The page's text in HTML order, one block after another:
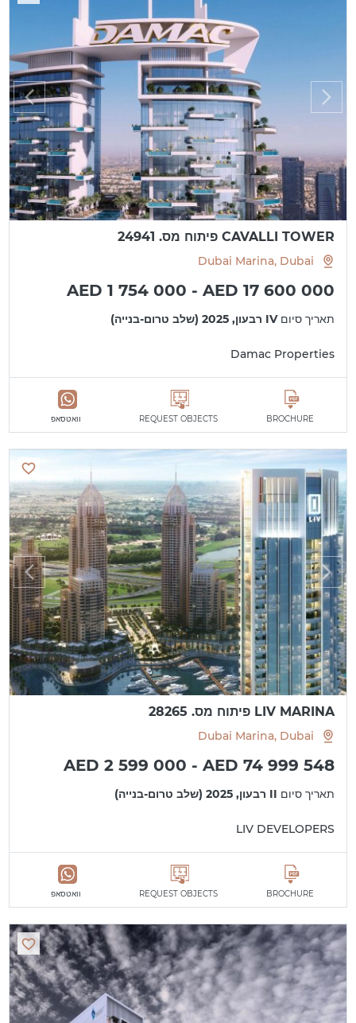
CAVALLI TOWER פיתוח מס. 24941
Dubai Marina, Dubai
AED 1 754 000 - AED 17 600 000
תאריך סיוםIV רבעון, 2025 (שלב טרום-בנייה)
Damac Properties
BROCHURE
REQUEST OBJECTS וואטסאפ
LIV MARINA פיתוח מס. 28265
Dubai Marina, Dubai
AED 2 599 000 - AED 74 999 548
תאריך סיום II רבעון, 2025 (שלב טרום-בנייה)
LIV DEVELOPERS
BROCHURE
REQUEST OBJECTS וואטסאפ